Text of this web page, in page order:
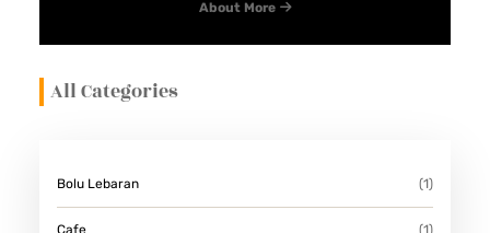
About More
All Categories
Bolu Lebaran (1)
Cafe (1)